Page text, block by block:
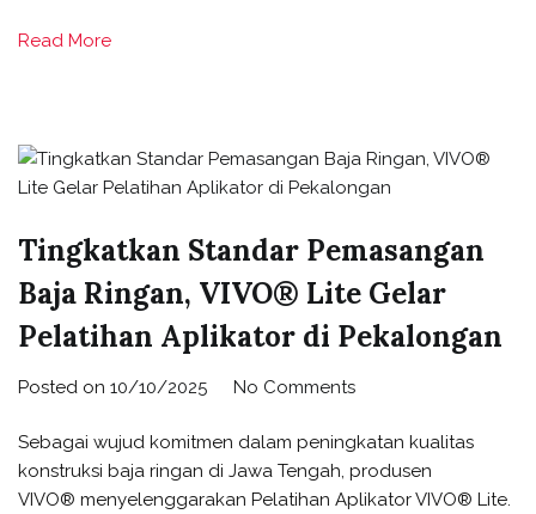
Read More
Tingkatkan Standar Pemasangan
Baja Ringan, VIVO® Lite Gelar
Pelatihan Aplikator di Pekalongan
Posted on 10/10/2025 No Comments
Sebagai wujud komitmen dalam peningkatan kualitas
konstruksi baja ringan di Jawa Tengah, produsen
VIVO® menyelenggarakan Pelatihan Aplikator VIVO® Lite.